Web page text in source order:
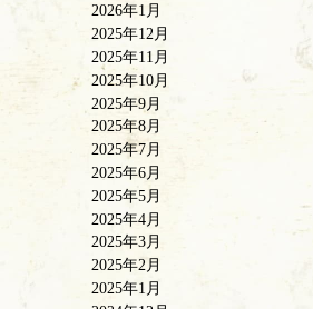
2026年1月
2025年12月
2025年11月
2025年10月
2025年9月
2025年8月
2025年7月
2025年6月
2025年5月
2025年4月
2025年3月
2025年2月
2025年1月